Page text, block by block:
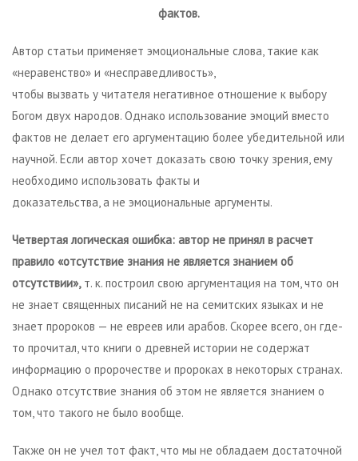
фактов.
Автор статьи применяет эмоциональные слова, такие как
«неравенство» и «несправедливость»,
чтобы вызвать у читателя негативное отношение к выбору
Богом двух народов. Однако использование эмоций вместо
фактов не делает его аргументацию более убедительной или
научной. Если автор хочет доказать свою точку зрения, ему
необходимо использовать факты и
доказательства, а не эмоциональные аргументы.
Четвертая логическая ошибка: автор не принял в расчет
правило «отсутствие знания не является знанием об
отсутствии»,т. к. построил свою аргументация на том, что он
не знает священных писаний не на семитских языках и не
знает пророков — не евреев или арабов. Скорее всего, он где-
то прочитал, что книги о древней истории не содержат
информацию о пророчестве и пророках в некоторых странах.
Однако отсутствие знания об этом не является знанием о
том, что такого не было вообще.
Также он не учел тот факт, что мы не обладаем достаточной